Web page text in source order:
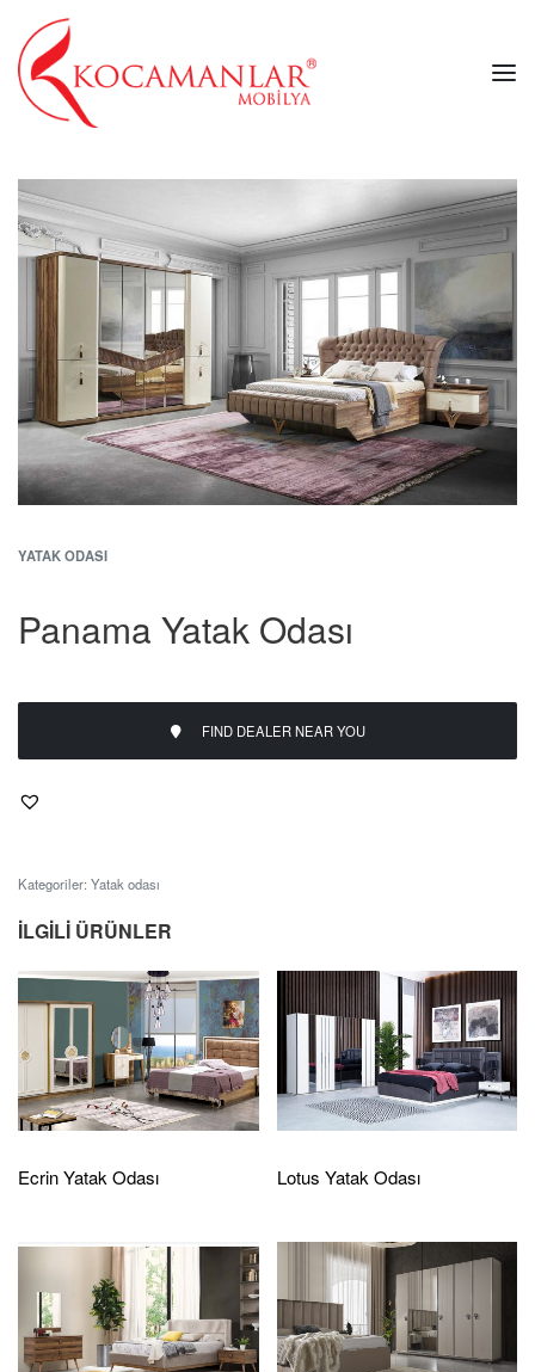
YATAK ODASI
Panama Yatak Odası
FIND DEALER NEAR YOU
Kategoriler: Yatak odası
İLGILI ÜRÜNLER
Ecrin Yatak Odası Lotus Yatak Odası